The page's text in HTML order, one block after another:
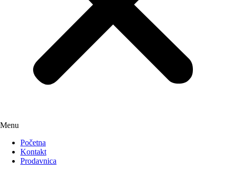
Menu
Početna
Kontakt
Prodavnica